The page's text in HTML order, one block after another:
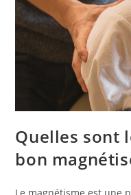
Quelles sont
bon